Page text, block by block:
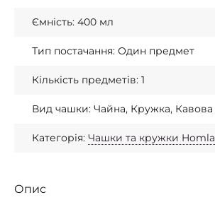
Ємність: 400 мл
Тип постачання: Один предмет
Кількість предметів: 1
Вид чашки: Чайна, Кружка, Кавова
Категорія: Чашки та кружки Homla
Опис